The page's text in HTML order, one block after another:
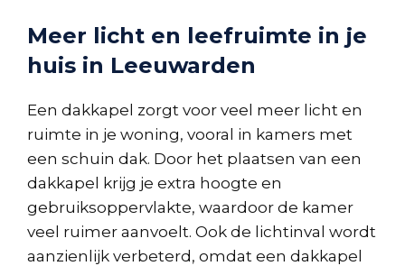
Meer licht en leefruimte in je
huis in Leeuwarden
Een dakkapel zorgt voor veel meer licht en
ruimte in je woning, vooral in kamers met
een schuin dak. Door het plaatsen van een
dakkapel krijg je extra hoogte en
gebruiksoppervlakte, waardoor de kamer
veel ruimer aanvoelt. Ook de lichtinval wordt
aanzienlijk verbeterd, omdat een dakkapel